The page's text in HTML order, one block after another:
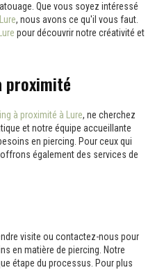
Que vous soyez intéressé
, nous avons ce qu'il vous faut.
pour découvrir notre créativité et
proximité
à proximité à Lure, ne cherchez
et notre équipe accueillante
en piercing. Pour ceux qui
également des services de
visite ou contactez-nous pour
en matière de piercing. Notre
étape du processus. Pour plus